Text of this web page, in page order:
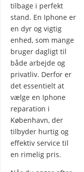
tilbage i perfekt
stand. En Iphone er
en dyr og vigtig
enhed, som mange
bruger dagligt til
både arbejde og
privatliv. Derfor er
det essentielt at
vælge en Iphone
reparation i
København, der
tilbyder hurtig og
effektiv service til
en rimelig pris.